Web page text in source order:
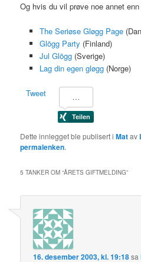
Og hvis du vil prøve noe annet
The Seriøse Gløgg Page
Glögg Party (Finland)
Jul Glögg(Sverige)
Lag din egen gløgg(Norge)
Tweet
Dette innlegget ble publisert iMatav
permalenken.
5 TANKER OM “ÅRETS GIFTMELDING”
16. desember 2003, kl. 19:18sa